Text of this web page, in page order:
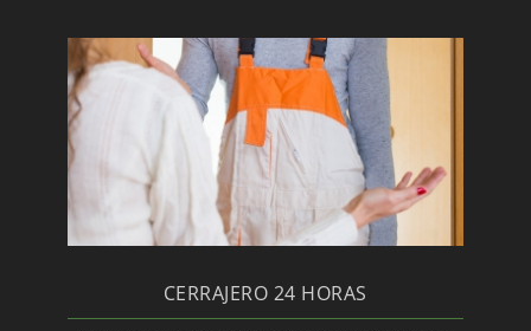
2019)
CÓMO IMPEDIR ROBOS EN CASA · (28-10-2019)
QUÉ MÉTODOS EMPLEAN LOS LADRONES PARA
ROBAR EN VIVIENDAS · (28-10-2019)
INSTALACIÓN DE CERRADURAS DE SOBREPONER
TESA · (28-10-2019)
CERRAJERO 24 HORAS